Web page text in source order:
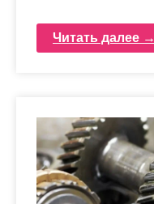
Читать далее →